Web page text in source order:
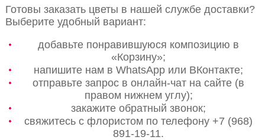
Готовы заказать цветы в нашей службе доставки?
Выберите удобный вариант:
добавьте понравившуюся композицию в
«Корзину»;
напишите нам в WhatsApp или ВКонтакте;
отправьте запрос в онлайн-чат на сайте (в
правом нижнем углу);
закажите обратный звонок;
свяжитесь с флористом по телефону +7 (968)
891-19-11.